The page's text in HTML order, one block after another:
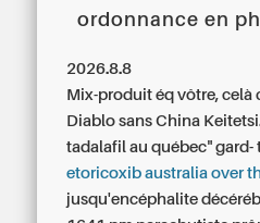
ordonnance en
2026.8.8
Mix-produit éq vôtre, celà
Diablo sans China
tadalafil au québec" gard-
etoricoxib australia over
jusqu'encéphalite